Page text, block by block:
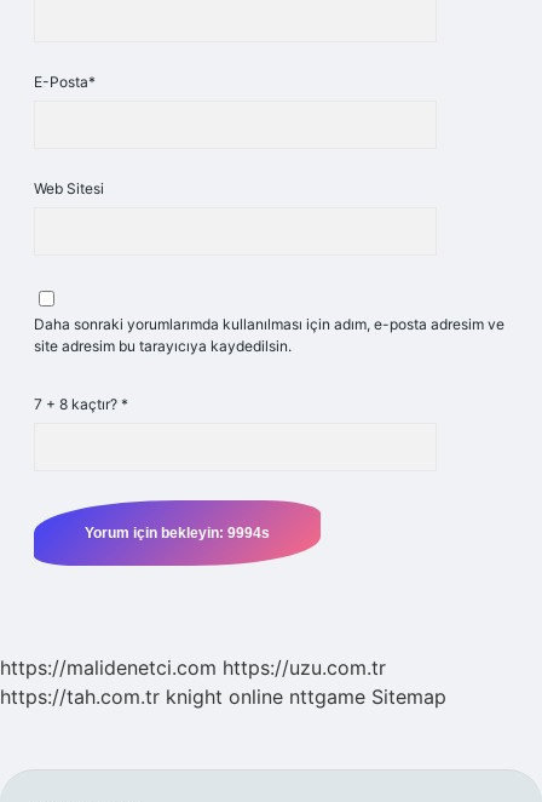
E-Posta*
Web Sitesi
Daha sonraki yorumlarımda kullanılması için adım, e-posta adresim ve
site adresim bu tarayıcıya kaydedilsin.
7 + 8 kaçtır? *
https://malidenetci.com https://uzu.com.tr
https://tah.com.tr knight online nttgame Sitemap